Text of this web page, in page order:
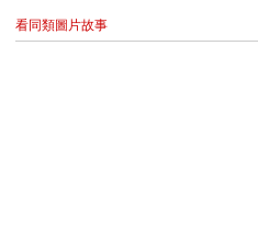
看同類圖片故事